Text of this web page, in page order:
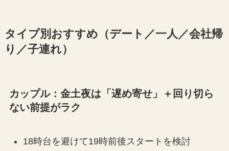
タイプ別おすすめ（デート／一人／会社帰
り／子連れ）
カップル：金土夜は「遅め寄せ」＋回り切ら
ない前提がラク
18時台を避けて19時前後スタートを検討